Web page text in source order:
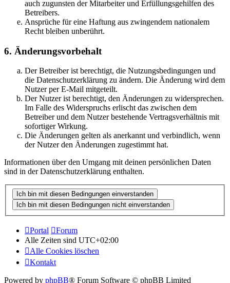
auch zugunsten der Mitarbeiter und Erfüllungsgehilfen des
Betreibers.
Ansprüche für eine Haftung aus zwingendem nationalem
Recht bleiben unberührt.
6. Änderungsvorbehalt
Der Betreiber ist berechtigt, die Nutzungsbedingungen und
die Datenschutzerklärung zu ändern. Die Änderung wird dem
Nutzer per E-Mail mitgeteilt.
Der Nutzer ist berechtigt, den Änderungen zu widersprechen.
Im Falle des Widerspruchs erlischt das zwischen dem
Betreiber und dem Nutzer bestehende Vertragsverhältnis mit
sofortiger Wirkung.
Die Änderungen gelten als anerkannt und verbindlich, wenn
der Nutzer den Änderungen zugestimmt hat.
Informationen über den Umgang mit deinen persönlichen Daten
sind in der Datenschutzerklärung enthalten.
Portal
Forum
Alle Zeiten sind UTC+02:00
Alle Cookies löschen
Kontakt
Powered by phpBB® Forum Software © phpBB Limited